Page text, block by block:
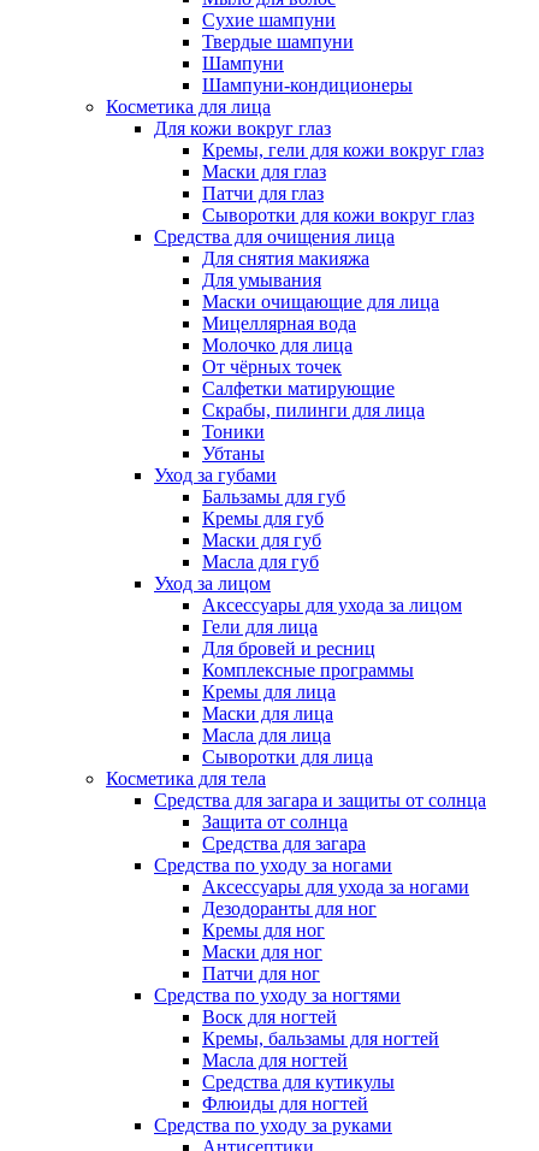
Сухие шампуни
Твердые шампуни
Шампуни
Шампуни-кондиционеры
Косметика для лица
Для кожи вокруг глаз
Кремы, гели для кожи вокруг глаз
Маски для глаз
Патчи для глаз
Сыворотки для кожи вокруг глаз
Средства для очищения лица
Для снятия макияжа
Для умывания
Маски очищающие для лица
Мицеллярная вода
Молочко для лица
От чёрных точек
Салфетки матирующие
Скрабы, пилинги для лица
Тоники
Убтаны
Уход за губами
Бальзамы для губ
Кремы для губ
Маски для губ
Масла для губ
Уход за лицом
Аксессуары для ухода за лицом
Гели для лица
Для бровей и ресниц
Комплексные программы
Кремы для лица
Маски для лица
Масла для лица
Сыворотки для лица
Косметика для тела
Средства для загара и защиты от солнца
Защита от солнца
Средства для загара
Средства по уходу за ногами
Аксессуары для ухода за ногами
Дезодоранты для ног
Кремы для ног
Маски для ног
Патчи для ног
Средства по уходу за ногтями
Воск для ногтей
Кремы, бальзамы для ногтей
Масла для ногтей
Средства для кутикулы
Флюиды для ногтей
Средства по уходу за руками
Антисептики